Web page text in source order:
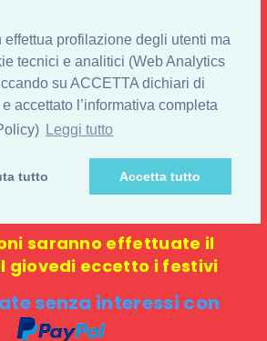
effettua profilazione degli utenti ma
tecnici e analitici (Web Analytics
su ACCETTA dichiari di
accettato l’informativa completa
Leggi tutto
tutto Accetta tutto
ON LINE
USATO E
NUOVO
100% online: nessun
fisico o punto di ritiro
in Italia con spesa minima di
saranno effettuate il
giovedi eccetto i festivi
senza interessi con